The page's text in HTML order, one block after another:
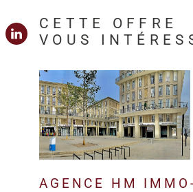
CETTE OFFRE
VOUS
AGENCE HM